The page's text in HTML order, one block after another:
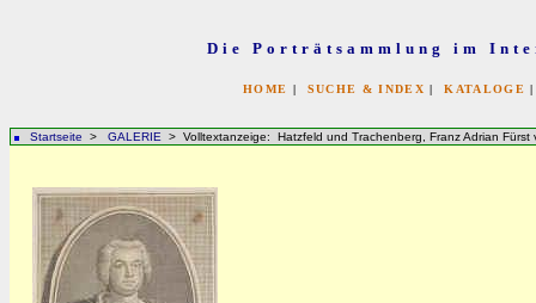
Die Porträtsammlung im
HOME | SUCHE & INDEX |KATALOGE
Startseite > GALERIE > Volltextanzeige: Hatzfeld und Trachenberg, Franz Adrian Fürst